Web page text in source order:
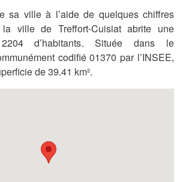
sa ville à l’aide de quelques chiffres
ville de Treffort-Cuisiat abrite une
d’habitants. Située dans le
codifié 01370 par l’INSEE,
de 39.41 km².